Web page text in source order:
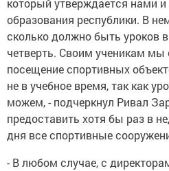
который утверждается нами
образования республики. В
сколько должно быть уроков
четверть. Своим ученикам мы
посещение спортивных
не в учебное время, так как
можем, - подчеркнул Ривал
предоставить хотя бы раз в
дня все спортивные
- В любом случае, с